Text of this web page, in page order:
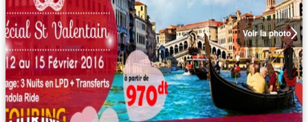
Voir la photo